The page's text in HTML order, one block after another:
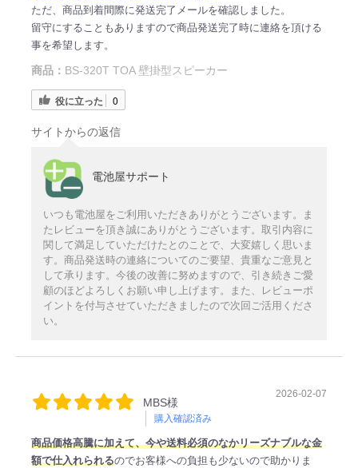
ただ、商品到着間際に発送完了メールを確認しました。
留守にすることもありますので商品発送完了時に連絡を頂ける
事を希望します。
商品： BS-320T TOA 壁掛型スピーカー
役に立った 0
サイトからの返信
電池屋サポート
いつも電池屋をご利用いただきありがとうございます。ま
たレビューを頂き誠にありがとうございます。取引内容に
関して満足していただけたとのことで、大変嬉しく思いま
す。商品発送時の連絡についてのご要望、貴重なご意見と
して承ります。今後の改善に努めますので、引き続きご愛
顧のほどよろしくお願い申し上げます。また、レビューポ
イントを付与させていただきましたので次回ご活用くださ
い。
MBS様
購入確認済み
2026-02-07
商品価格高騰に加えて、今や送料必須のなかリーズナブルな金
額で仕入れられるのでお客様への負担も少ないので助かりま